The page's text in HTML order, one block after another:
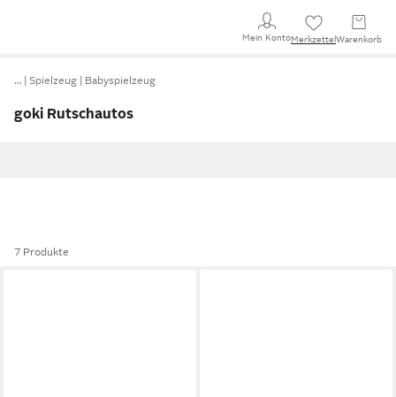
Mein KontoMerkzettel Warenkorb
… Spielzeug Babyspielzeug
goki Rutschautos
7 Produkte